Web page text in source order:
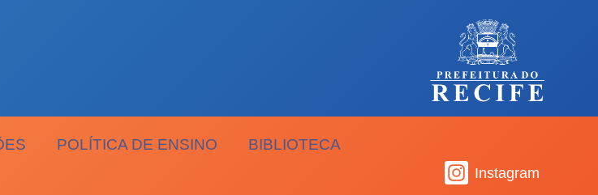
POLÍTICA DE ENSINO BIBLIOTECA
Instagram